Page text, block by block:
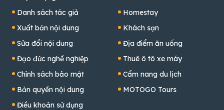
Danh sách tác giả
Xuất bản nội dung
Sửa đổi nội dung
Đạo đức nghề nghiệp
Chính sách bảo mật
Bản quyền nội dung
Điều khoản sử dụng
Homestay
Khách sạn
Địa điểm ăn uống
Thuê ô tô xe máy
Cẩm nang du lịch
MOTOGO Tours